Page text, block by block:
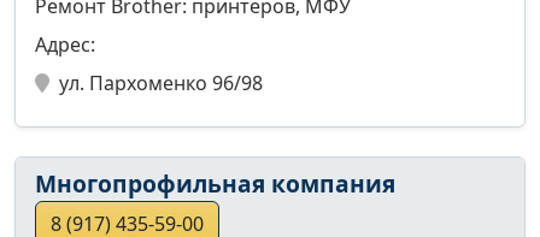
Ремонт Brother: принтеров, МФУ
Адрес:
ул. Пархоменко 96/98
Многопрофильная компания
8 (917) 435-59-00